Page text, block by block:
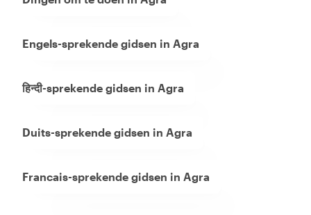
Engels-sprekende gidsen in Agra
हिन्दी-sprekende gidsen in Agra
Duits-sprekende gidsen in Agra
Francais-sprekende gidsen in Agra